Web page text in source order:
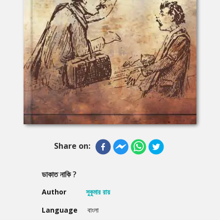
Share on:
ডাকাত নাকি ?
Author
সুকুমার রায়
Language
বাংলা